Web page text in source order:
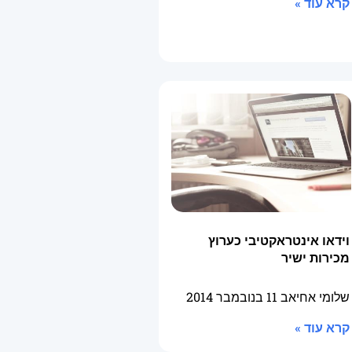
קרא עוד »
וידאו אינטראקטיבי כערוץ
מכירות ישיר
שלומי אחיאב 11 בנובמבר 2014
קרא עוד »